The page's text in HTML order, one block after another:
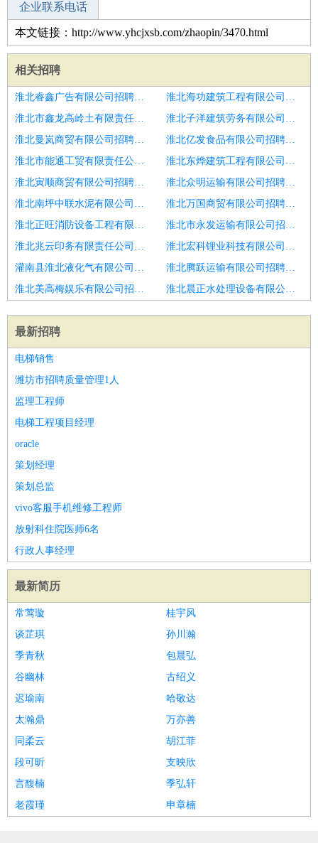
企业联系电话
本文链接：http://www.yhcjxsb.com/zhaopin/3470.html
相关招聘
淮北睿鑫广告有限公司招聘生产总监
淮北海功建筑工程有限公司招聘拓展总监
淮北市鑫龙高岭土有限责任公司招聘财务总监
淮北子洋建筑劳务有限公司招聘电商运营总监
淮北曼岚商贸有限公司招聘市场策划总监
淮北亿发食品有限公司招聘生产总监
淮北市能通工贸有限责任公司招聘生产总监
淮北东烨建筑工程有限公司招聘战略咨询顾问
淮北寅顺商贸有限公司招聘应届生
淮北众明运输有限公司招聘医疗信息化物联网医疗软件移动医疗销售
淮北南坪中联水泥有限公司招聘投资拓展管理
淮北万国商贸有限公司招聘技术总监
淮北正旺消防设备工程有限公司招聘财务总监
淮北市永发运输有限公司招聘集团）科技项目申报总监
淮北兆云印务有限责任公司招聘总监理工程师
淮北宏科锂业科技有限公司招聘餐饮大客户销售
灌南县淮北液化气有限公司堆沟港镇二队液化石油气服务部招聘项目部副总监高级经理
淮北腾跃运输有限公司招聘财务总监
淮北美高梅娱乐有限公司招聘财务总监
淮北晨正水处理设备有限公司招聘高端门诊部客服总监
最新招聘
电梯销售
潍坊市招聘质量管理1人
监理工程师
电梯工程项目经理
oracle
策划经理
策划总监
vivo客服手机维修工程师
放射科住院医师6名
行政人事经理
最新简历
常莺璇
桂宇风
谈芷琪
孙川瀚
季青秋
包晨弘
谷幽林
古绍义
迟瑜南
哈敬达
太瀚鼎
万亦善
同柔云
胡江菲
段可昕
支映欣
言馥楠
季弘轩
老霞瑾
申章楠